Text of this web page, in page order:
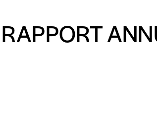
moment, même après avoir reçu